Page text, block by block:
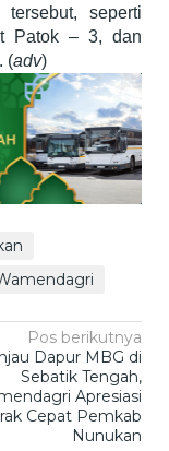
seperti
Patok – 3, dan
(adv)
Pos berikutnya
Dapur MBG di
Sebatik Tengah,
Apresiasi
Cepat Pemkab
Nunukan